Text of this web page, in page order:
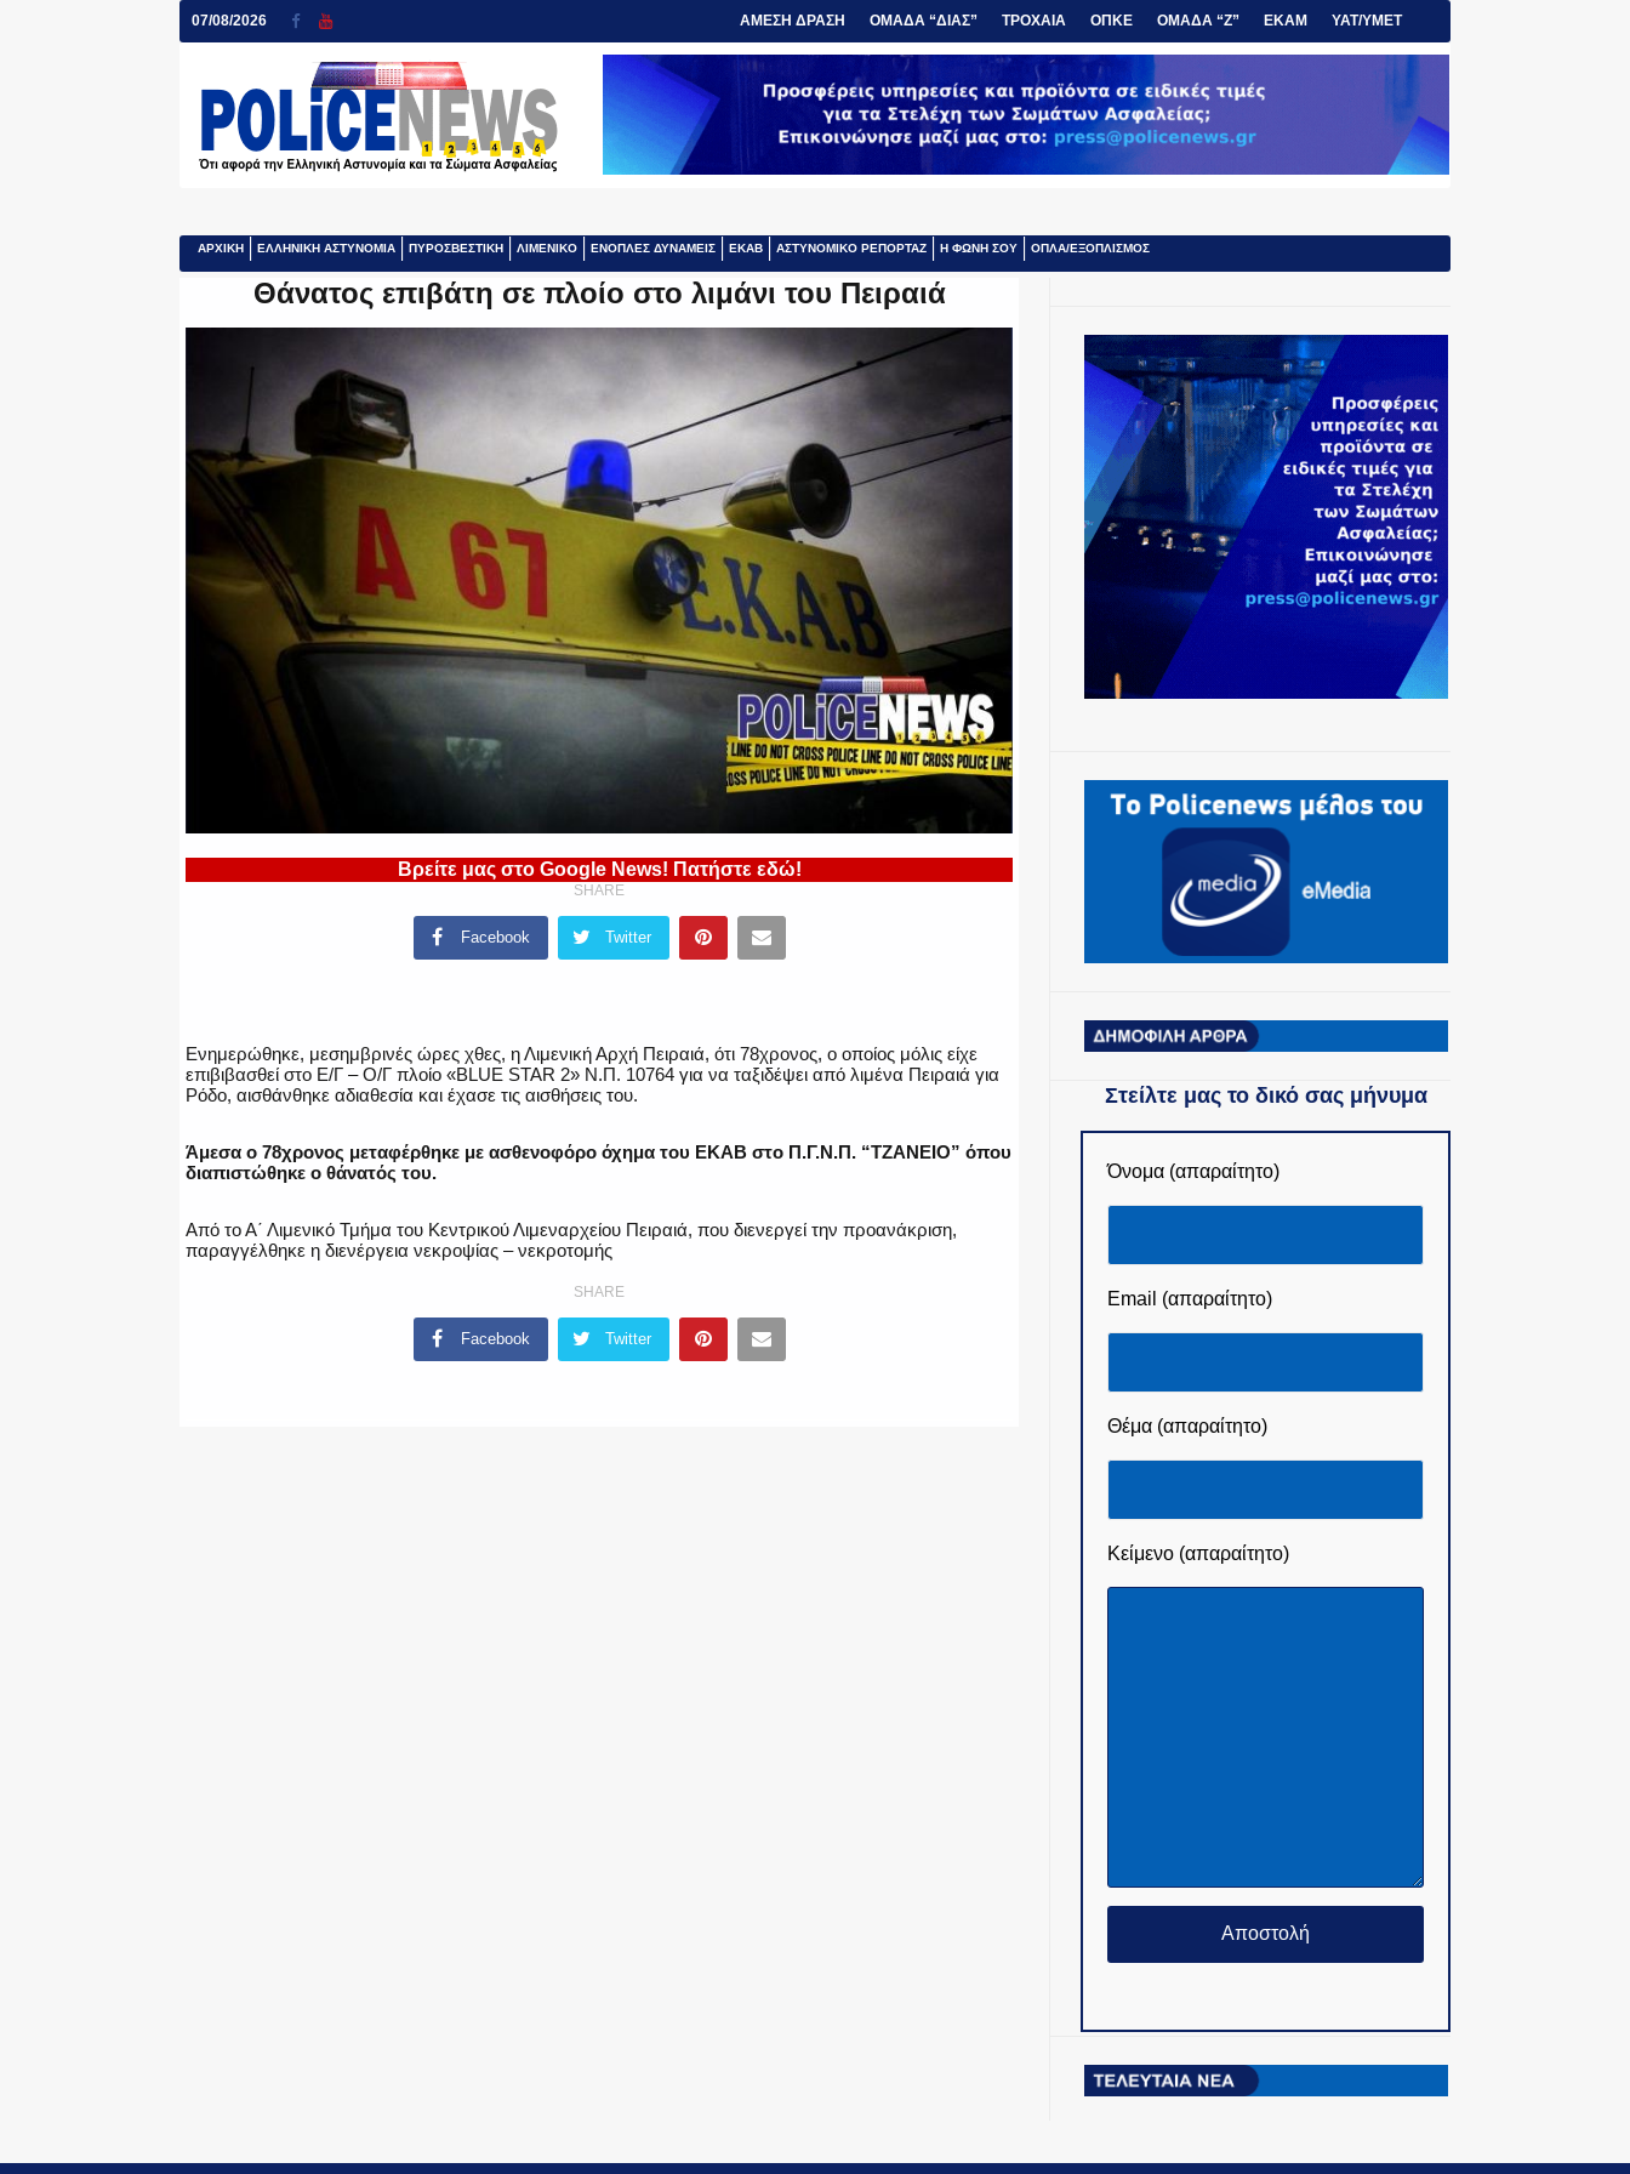
07/08/2026 ΑΜΕΣΗ ΔΡΑΣΗ ΟΜΑΔΑ “ΔΙΑΣ” ΤΡΟΧΑΙΑ ΟΠΚΕ ΟΜΑΔΑ “Ζ” ΕΚΑΜ ΥΑΤ/ΥΜΕΤ
ΑΡΧΙΚΗ ΕΛΛΗΝΙΚΗ ΑΣΤΥΝΟΜΙΑ ΠΥΡΟΣΒΕΣΤΙΚΗ ΛΙΜΕΝΙΚΟ ΕΝΟΠΛΕΣ ΔΥΝΑΜΕΙΣ ΕΚΑΒ ΑΣΤΥΝΟΜΙΚΟ ΡΕΠΟΡΤΑΖ Η ΦΩΝΗ ΣΟΥ ΟΠΛΑ/ΕΞΟΠΛΙΣΜΟΣ
Θάνατος επιβάτη σε πλοίο στο λιμάνι του Πειραιά
Βρείτε μας στο Google News! Πατήστε εδώ!
SHARE
Facebook Twitter
Ενημερώθηκε, μεσημβρινές ώρες χθες, η Λιμενική Αρχή Πειραιά, ότι 78χρονος, ο οποίος μόλις είχε
επιβιβασθεί στο Ε/Γ – Ο/Γ πλοίο «BLUE STAR 2» Ν.Π. 10764 για να ταξιδέψει από λιμένα Πειραιά για
Ρόδο, αισθάνθηκε αδιαθεσία και έχασε τις αισθήσεις του.
Άμεσα ο 78χρονος μεταφέρθηκε με ασθενοφόρο όχημα του ΕΚΑΒ στο Π.Γ.Ν.Π. “ΤΖΑΝΕΙΟ” όπου
διαπιστώθηκε ο θάνατός του.
Από το Α΄ Λιμενικό Τμήμα του Κεντρικού Λιμεναρχείου Πειραιά, που διενεργεί την προανάκριση,
παραγγέλθηκε η διενέργεια νεκροψίας – νεκροτομής
SHARE
Facebook Twitter
Στείλτε μας το δικό σας μήνυμα
Όνομα (απαραίτητο)
Email (απαραίτητο)
Θέμα (απαραίτητο)
Κείμενο (απαραίτητο)